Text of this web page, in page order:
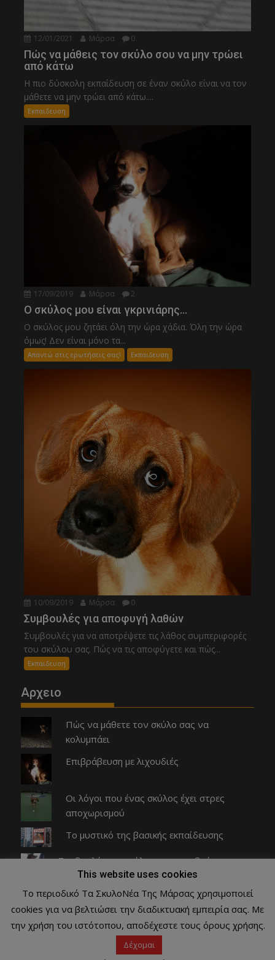
12/01/2021 Μάρσα 0
Πώς να μάθεις τον σκύλο σου να μην τρώει
από κάτω
Η πιο δύσκολη εκπαίδευση σε έναν σκύλο είναι να τον
μάθετε να μην τρώει από κάτω....
Εκπαιδευση
17/09/2019 Μάρσα 2
Ο σκύλος μου είναι γκρινιάρης…
Ο σκύλος μου ζητάει όλη την ώρα χάδια. Όλη την ώρα
όμως! Δεν είναι μόνο τα...
Απαντώ στις ερωτήσεις σας! Εκπαιδευση
10/09/2019 Μάρσα 0
Συμβουλές για αποφυγή λαθών
Συμβουλές για να αποτρέψετε τις λάθος συμπεριφορές
του σκύλου σας. Πώς να τις αποφύγετε και πώς...
Εκπαιδευση
Αρχειο
Πώς να μάθετε τον σκύλο σας να
κολυμπάει
Επιβράβευση με λιχουδιές
Οι λόγοι που ένας σκύλος έχει στρες
αποχωρισμού
Το μυστικό της βασικής εκπαίδευσης
Συμβουλές για σκύλους που φοβούνται το
αυτοκίνητο
Copyright © All rights reserved Τα ΣκυλοΝέα Της Μάρσας
Proudly powered by WordPress |
This website uses cookies
Το περιοδικό Τα ΣκυλοΝέα Της Μάρσας χρησιμοποιεί
cookies για να βελτιώσει την διαδικτυακή εμπειρία σας. Με
την χρήση του ιστότοπου, αποδέχεστε τους όρους χρήσης.
Δέχομαι